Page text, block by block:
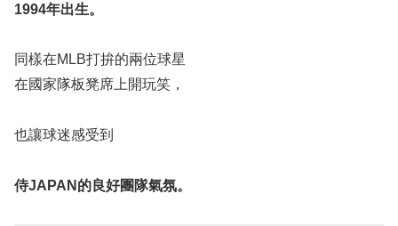
1994年出生。
同樣在MLB打拚的兩位球星
在國家隊板凳席上開玩笑，
也讓球迷感受到
侍JAPAN的良好團隊氣氛。